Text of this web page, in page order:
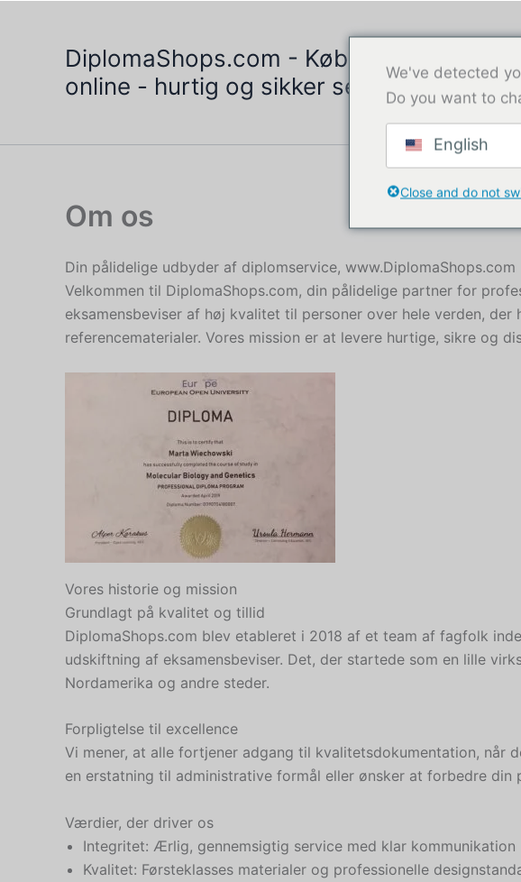
DiplomaShops.com - Køb eksamensbevis
online - hurtig og sikker service
Om os
Din pålidelige udbyder af diplomservice, www.DiplomaShops.com
Velkommen til DiplomaShops.com, din pålidelige partner for
eksamensbeviser af høj kvalitet til personer over hele verden,
referencematerialer. Vores mission er at levere hurtige, sikre og
Vores historie og mission
Grundlagt på kvalitet og tillid
DiplomaShops.com blev etableret i 2018 af et team af fagfolk
udskiftning af eksamensbeviser. Det, der startede som en lille
Nordamerika og andre steder.
Forpligtelse til excellence
Vi mener, at alle fortjener adgang til kvalitetsdokumentation, når
en erstatning til administrative formål eller ønsker at forbedre
Værdier, der driver os
Integritet: Ærlig, gennemsigtig service med klar kommunikation
Kvalitet: Førsteklasses materialer og professionelle
We've detected
Do you want to
English
Close and do not